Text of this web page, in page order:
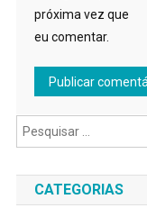
próxima vez que
eu comentar.
CATEGORIAS